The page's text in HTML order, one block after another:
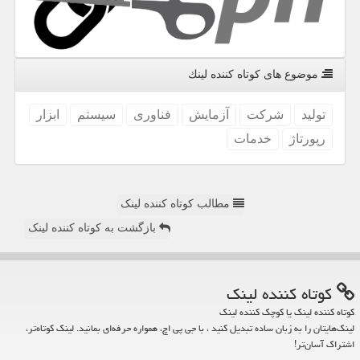
موضوع های كوتاه كننده لینك
تولید شركت آزمایش فناوری سیستم
ابزار
رپورتاژ
خدمات
مطالب کوتاه کننده لینک
بازگشت به کوتاه کننده لینک
كوتاه كننده لینك
کوتاه کننده لینک یا کوچک کننده لینک
لینک‌هایتان را به زبان ساده تبدیل کنید ، با جی پی اچ، همواره حرفه‌ای بمانید. لینک کوتاه‌تر،
اشتراک آسان‌تر!